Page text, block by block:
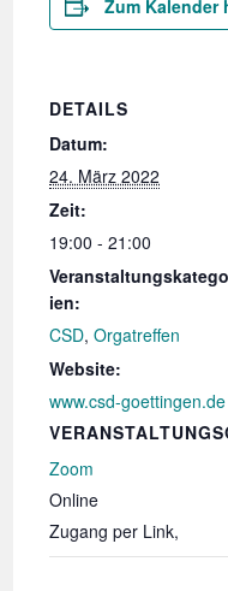
Zum Kalender
DETAILS
Datum:
24. März 2022
Zeit:
19:00 - 21:00
ien:
CSD,Orgatreffen
Website:
www.csd-goettingen.de
Zoom
Online
Zugang per Link,